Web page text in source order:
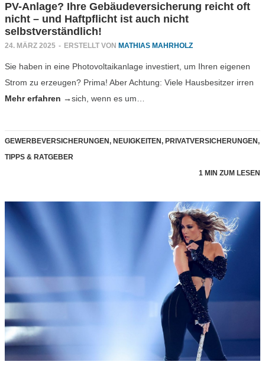
PV-Anlage? Ihre Gebäudeversicherung reicht oft
nicht – und Haftpflicht ist auch nicht
selbstverständlich!
24. MÄRZ 2025 - ERSTELLT VON MATHIAS MAHRHOLZ
Sie haben in eine Photovoltaikanlage investiert, um Ihren eigenen
Strom zu erzeugen? Prima! Aber Achtung: Viele Hausbesitzer irren
sich, wenn es um…
Mehr erfahren →
GEWERBEVERSICHERUNGEN, NEUIGKEITEN, PRIVATVERSICHERUNGEN,
TIPPS & RATGEBER
1 MIN ZUM LESEN